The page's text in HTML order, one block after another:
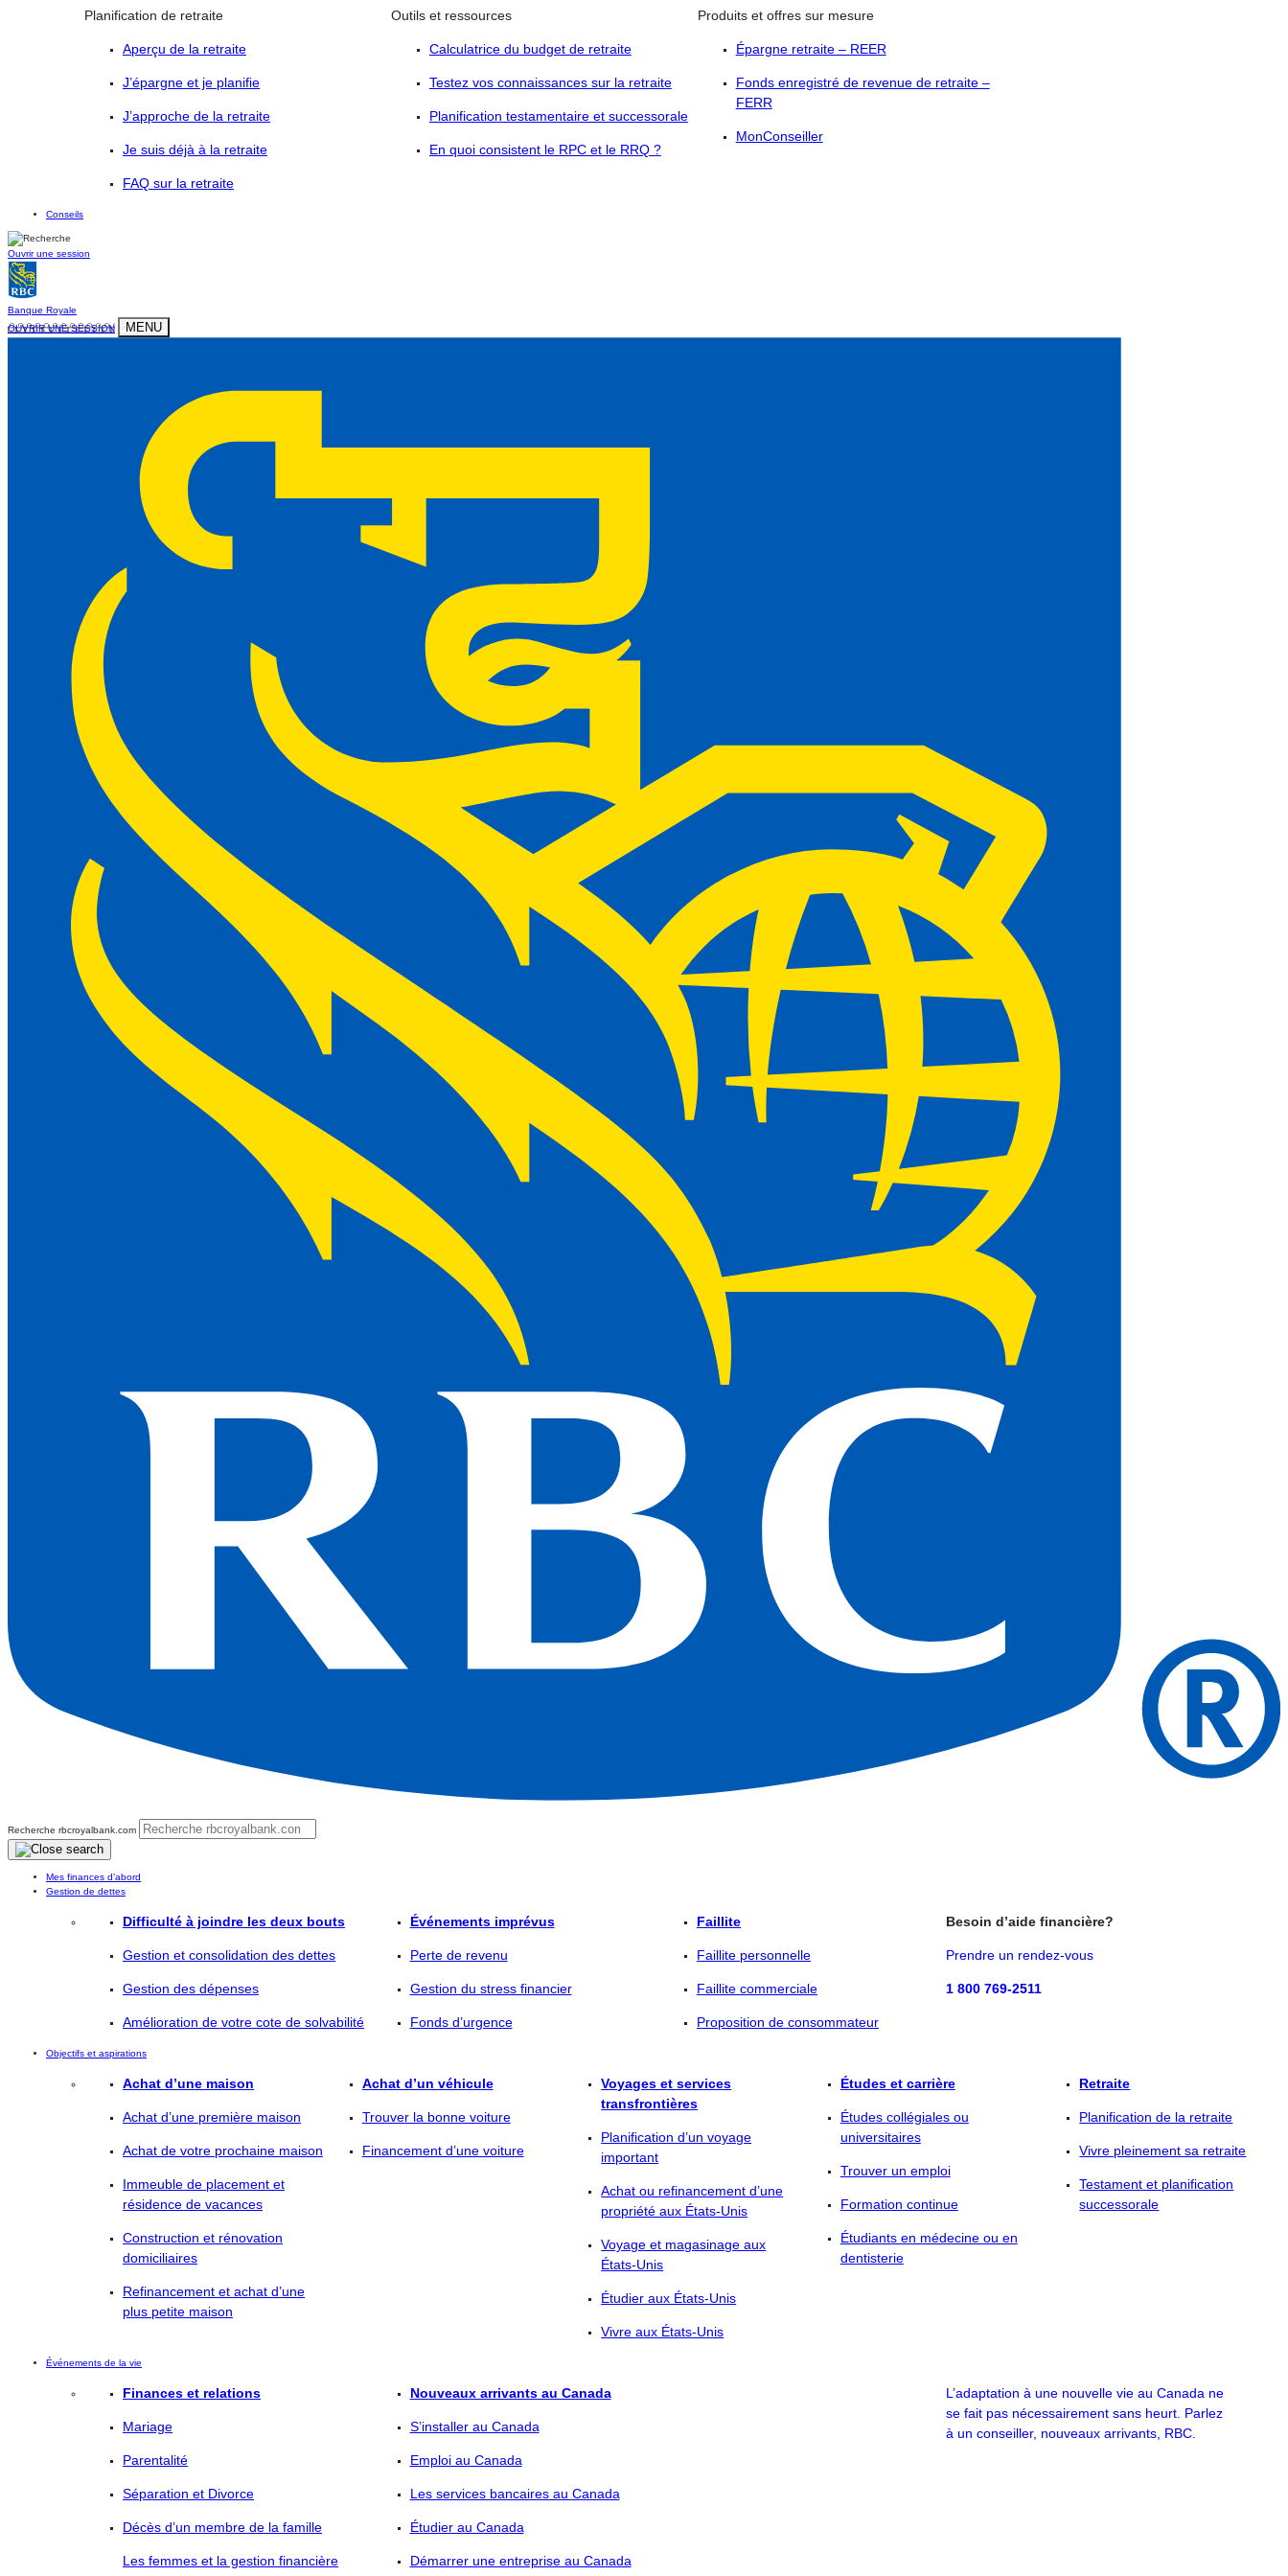
Planification de retraite
Aperçu de la retraite
J’épargne et je planifie
J’approche de la retraite
Je suis déjà à la retraite
FAQ sur la retraite
Outils et ressources
Calculatrice du budget de retraite
Testez vos connaissances sur la retraite
Planification testamentaire et successorale
En quoi consistent le RPC et le RRQ ?
Produits et offres sur mesure
Épargne retraite – REER
Fonds enregistré de revenue de retraite –
FERR
MonConseiller
Conseils
Ouvrir une session
Banque Royale
OUVRIR UNE SESSION
MENU
Recherche rbcroyalbank.com
Mes finances d’abord
Gestion de dettes
Difficulté à joindre les deux bouts
Gestion et consolidation des dettes
Gestion des dépenses
Amélioration de votre cote de solvabilité
Événements imprévus
Perte de revenu
Gestion du stress financier
Fonds d’urgence
Faillite
Faillite personnelle
Faillite commerciale
Proposition de consommateur
Besoin d’aide financière?
Prendre un rendez-vous
1 800 769-2511
Objectifs et aspirations
Achat d’une maison
Achat d’une première maison
Achat de votre prochaine maison
Immeuble de placement et
résidence de vacances
Construction et rénovation
domiciliaires
Refinancement et achat d’une
plus petite maison
Achat d’un véhicule
Trouver la bonne voiture
Financement d’une voiture
Voyages et services
transfrontières
Planification d’un voyage
important
Achat ou refinancement d’une
propriété aux États-Unis
Voyage et magasinage aux
États-Unis
Étudier aux États-Unis
Vivre aux États-Unis
Études et carrière
Études collégiales ou
universitaires
Trouver un emploi
Formation continue
Étudiants en médecine ou en
dentisterie
Retraite
Planification de la retraite
Vivre pleinement sa retraite
Testament et planification
successorale
Événements de la vie
Finances et relations
Mariage
Parentalité
Séparation et Divorce
Décès d’un membre de la famille
Les femmes et la gestion financière
Nouveaux arrivants au Canada
S’installer au Canada
Emploi au Canada
Les services bancaires au Canada
Étudier au Canada
Démarrer une entreprise au Canada
L’adaptation à une nouvelle vie au Canada ne
se fait pas nécessairement sans heurt. Parlez
à un conseiller, nouveaux arrivants, RBC.